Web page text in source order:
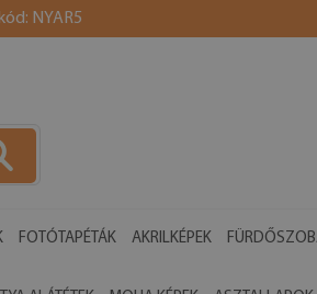
kód: NYAR5
FOTÓTAPÉTÁK AKRILKÉPEK